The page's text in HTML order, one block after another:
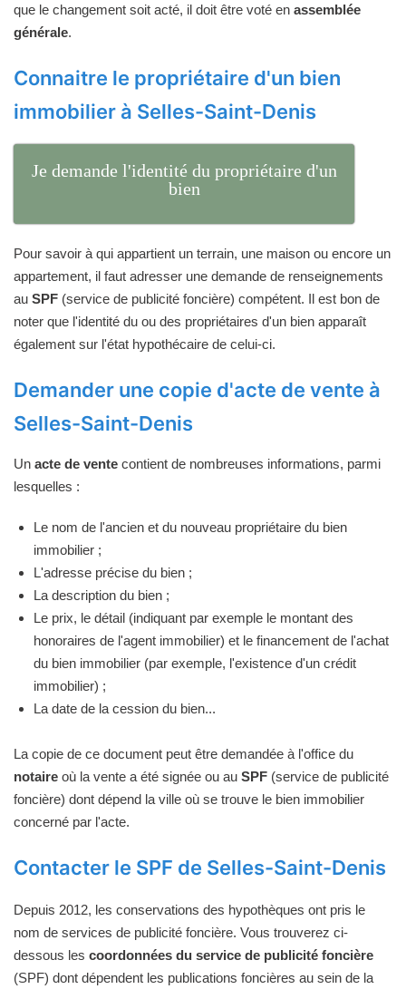
que le changement soit acté, il doit être voté en assemblée
générale.
Connaitre le propriétaire d'un bien
immobilier à Selles-Saint-Denis
Je demande l'identité du propriétaire d'un
bien
Pour savoir à qui appartient un terrain, une maison ou encore un
appartement, il faut adresser une demande de renseignements
au SPF (service de publicité foncière) compétent. Il est bon de
noter que l'identité du ou des propriétaires d'un bien apparaît
également sur l'état hypothécaire de celui-ci.
Demander une copie d'acte de vente à
Selles-Saint-Denis
Un acte de vente contient de nombreuses informations, parmi
lesquelles :
Le nom de l'ancien et du nouveau propriétaire du bien
immobilier ;
L'adresse précise du bien ;
La description du bien ;
Le prix, le détail (indiquant par exemple le montant des
honoraires de l'agent immobilier) et le financement de l'achat
du bien immobilier (par exemple, l'existence d'un crédit
immobilier) ;
La date de la cession du bien...
La copie de ce document peut être demandée à l'office du
notaire où la vente a été signée ou au SPF (service de publicité
foncière) dont dépend la ville où se trouve le bien immobilier
concerné par l'acte.
Contacter le SPF de Selles-Saint-Denis
Depuis 2012, les conservations des hypothèques ont pris le
nom de services de publicité foncière. Vous trouverez ci-
dessous les coordonnées du service de publicité foncière
(SPF) dont dépendent les publications foncières au sein de la